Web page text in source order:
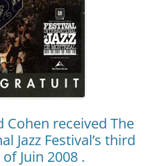
Cohen received The
Jazz Festival’s third
Juin 2008 .